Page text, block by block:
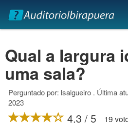
Qual a largura
uma sala?
Perguntado por: lsalgueiro . Última
2023
4.3 / 5 19